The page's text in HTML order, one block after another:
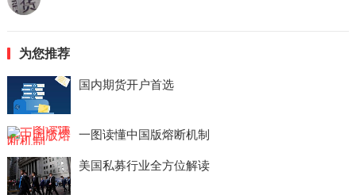
为您推荐
国内期货开户首选
一图读懂中国版熔断机制
美国私募行业全方位解读